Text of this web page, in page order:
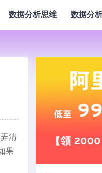
数据分析思维 数据分
清
果